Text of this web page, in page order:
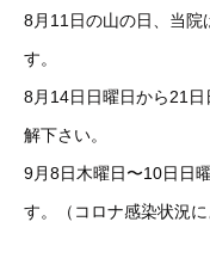
8月11日の山の日、当院
す。
8月14日日曜日から21
解下さい。
9月8日木曜日〜10日日
す。（コロナ感染状況